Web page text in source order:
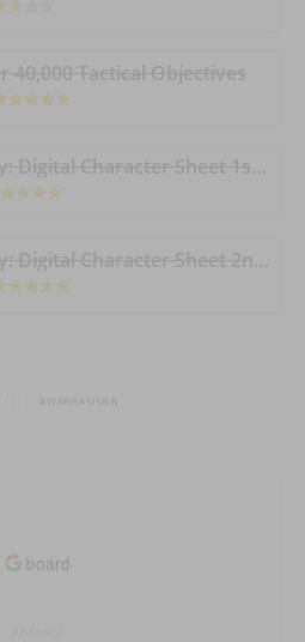
40,000 Tactical Objectives
Dark Heresy: Digital Character Sheet 1st Edition
Dark Heresy: Digital Character Sheet 2nd Edition
WARHAMMER